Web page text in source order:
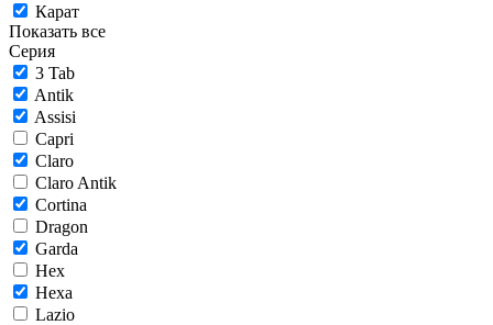
Карат
Показать все
Серия
3 Tab
Antik
Assisi
Capri
Claro
Claro Antik
Cortina
Dragon
Garda
Hex
Hexa
Lazio